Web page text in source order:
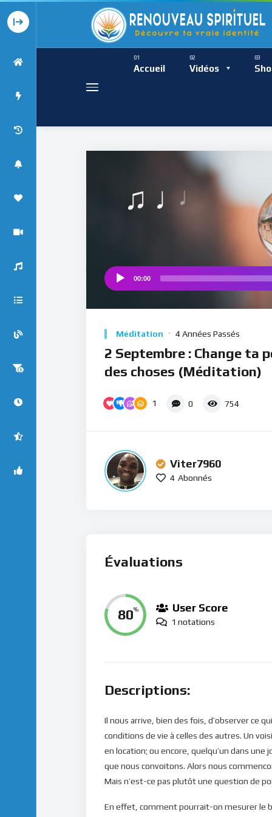
Accueil Vidéos
Présence
Présence
Player
00:00
Méditation 4 Années Passés
2 Septembre : Change ta
des choses (Méditation)
1 0 754
Viter7960
4 Abonnés
Évaluations
80% User Score
1 notations
Descriptions:
Il nous arrive, bien des fois, d’observer ce
conditions de vie à celles des autres. Un
en location; ou encore, quelqu’un dans
que nous convoitons. Alors nous
Mais n’est-ce pas plutôt une question de
En effet, comment pourrait-on mesurer le